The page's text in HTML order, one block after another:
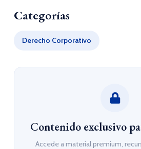
Categorías
Derecho Corporativo
Contenido exclusivo
Accede a material premium,